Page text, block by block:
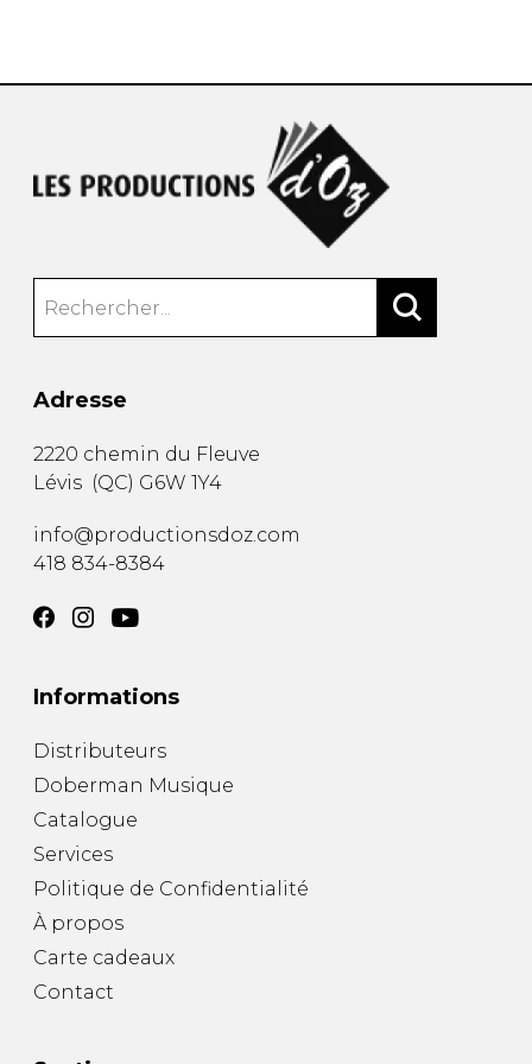
Adresse
2220 chemin du Fleuve
Lévis (QC) G6W 1Y4
info@productionsdoz.com
418 834-8384
Informations
Distributeurs
Doberman Musique
Catalogue
Services
Politique de Confidentialité
À propos
Carte cadeaux
Contact